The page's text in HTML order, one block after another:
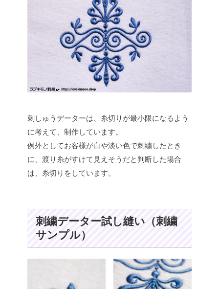
刺しゅうデーターは、糸切りが最小限になるよう
に考えて、制作しています。
例外としてお客様が白や淡い色で刺繍したとき
に、渡り糸がすけて見えそうだと判断した場合
は、糸切りをしています。
刺繍データー試し縫い（刺繍
サンプル）